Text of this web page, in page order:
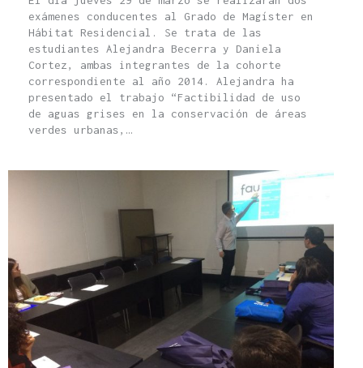
exámenes conducentes al Grado de Magíster en
Hábitat Residencial. Se trata de las
estudiantes Alejandra Becerra y Daniela
Cortez, ambas integrantes de la cohorte
correspondiente al año 2014. Alejandra ha
presentado el trabajo “Factibilidad de uso
de aguas grises en la conservación de áreas
verdes urbanas,…